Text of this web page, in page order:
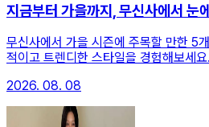
지금부터 가을까지, 무신사에서 눈
무신사에서 가을 시즌에 주목할 만한 5
적이고 트렌디한 스타일을 경험해보세요.
2026. 08. 08